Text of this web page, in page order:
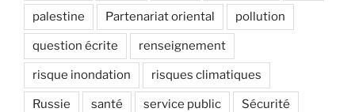
palestine Partenariat oriental pollution
question écrite renseignement
risque inondation risques climatiques
Russie santé service public Sécurité